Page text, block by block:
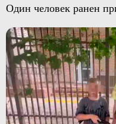
Один человек ранен